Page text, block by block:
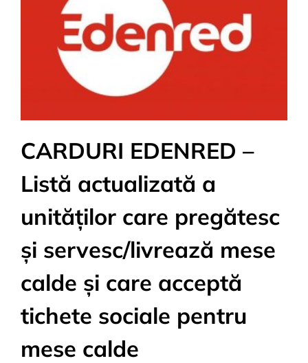
CARDURI EDENRED –
Listă actualizată a
unităților care pregătesc
și servesc/livrează mese
calde și care acceptă
tichete sociale pentru
mese calde